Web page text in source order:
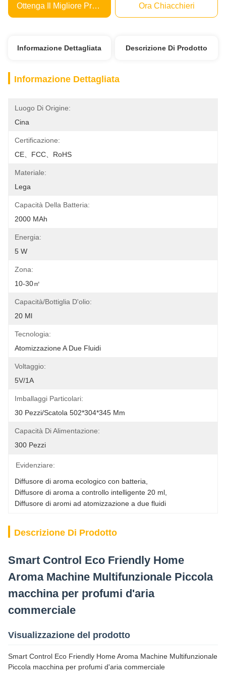
Ottenga Il Migliore Prezzo Ora Chiacchieri
Informazione Dettagliata Descrizione Di Prodotto
Informazione Dettagliata
Luogo Di Origine:
Cina
Certificazione:
CE、FCC、RoHS
Materiale:
Lega
Capacità Della Batteria:
2000 MAh
Energia:
5 W
Zona:
10-30㎡
Capacità/bottiglia D'olio:
20 Ml
Tecnologia:
Atomizzazione A Due Fluidi
Voltaggio:
5V/1A
Imballaggi Particolari:
30 Pezzi/scatola 502*304*345 Mm
Capacità Di Alimentazione:
300 Pezzi
Evidenziare:
Diffusore di aroma ecologico con batteria
Diffusore di aroma a controllo intelligente 20 ml
Diffusore di aromi ad atomizzazione a due fluidi
Descrizione Di Prodotto
Smart Control Eco Friendly Home
Aroma Machine Multifunzionale Piccola
macchina per profumi d'aria
commerciale
Visualizzazione del prodotto
Smart Control Eco Friendly Home Aroma Machine Multifunzionale
Piccola macchina per profumi d'aria commerciale